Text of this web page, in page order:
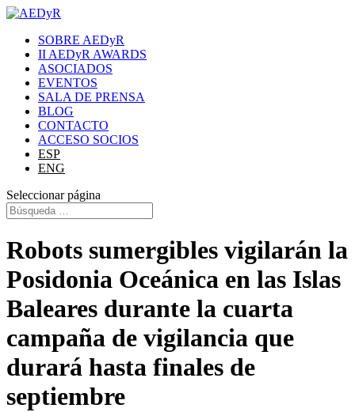
SOBRE AEDyR
II AEDyR AWARDS
ASOCIADOS
EVENTOS
SALA DE PRENSA
BLOG
CONTACTO
ACCESO SOCIOS
ESP
ENG
Seleccionar página
Robots sumergibles vigilarán la
Posidonia Oceánica en las Islas
Baleares durante la cuarta
campaña de vigilancia que
durará hasta finales de
septiembre